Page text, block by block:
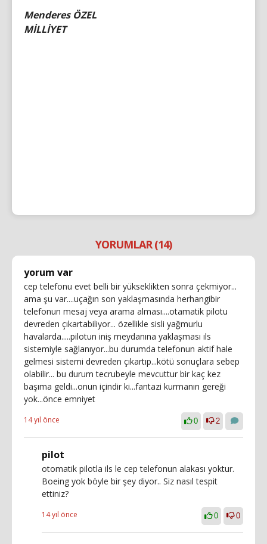
Menderes ÖZEL
MİLLİYET
YORUMLAR (14)
yorum var
cep telefonu evet belli bir yükseklikten sonra çekmiyor...
ama şu var....uçağın son yaklaşmasında herhangibir
telefonun mesaj veya arama alması....otamatik pilotu
devreden çıkartabiliyor... özellikle sisli yağmurlu
havalarda.....pilotun iniş meydanına yaklaşması ıls
sistemiyle sağlanıyor...bu durumda telefonun aktif hale
gelmesi sistemi devreden çıkartıp...kötü sonuçlara sebep
olabilir... bu durum tecrubeyle mevcuttur bir kaç kez
başıma geldi...onun içindir ki...fantazi kurmanın gereği
yok...önce emniyet
14 yıl önce 0 2
pilot
otomatik pilotla ils le cep telefonun alakası yoktur.
Boeing yok böyle bir şey diyor.. Siz nasıl tespit
ettiniz?
14 yıl önce 0 0